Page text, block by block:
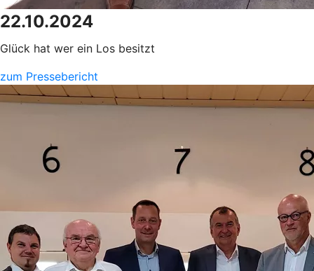
22.10.2024
Glück hat wer ein Los besitzt
zum Pressebericht